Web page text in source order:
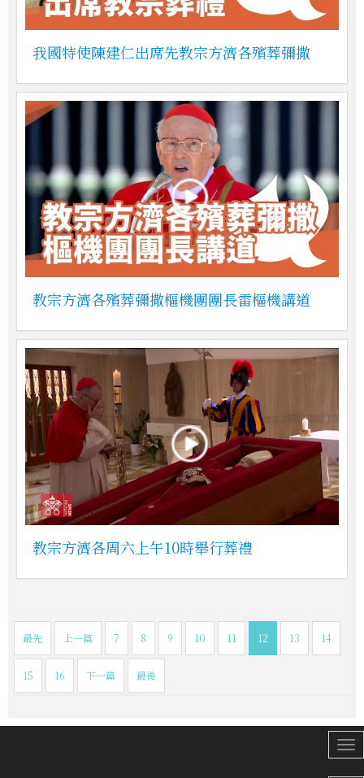
我國特使陳建仁出席先教宗方濟各殯葬彌撒
教宗方濟各殯葬彌撒樞機團團長雷樞機講道
教宗方濟各周六上午10時舉行葬禮
最先 上一篇 7 8 9 10 11 12 13 14
15 16 下一篇 最後